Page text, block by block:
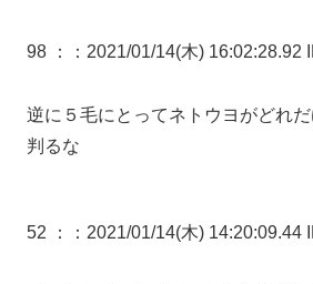
98 ： ：2021/01/14(木) 16:02:28.92
逆に５毛にとってネトウヨがどれ
判るな
52 ： ：2021/01/14(木) 14:20:09.44